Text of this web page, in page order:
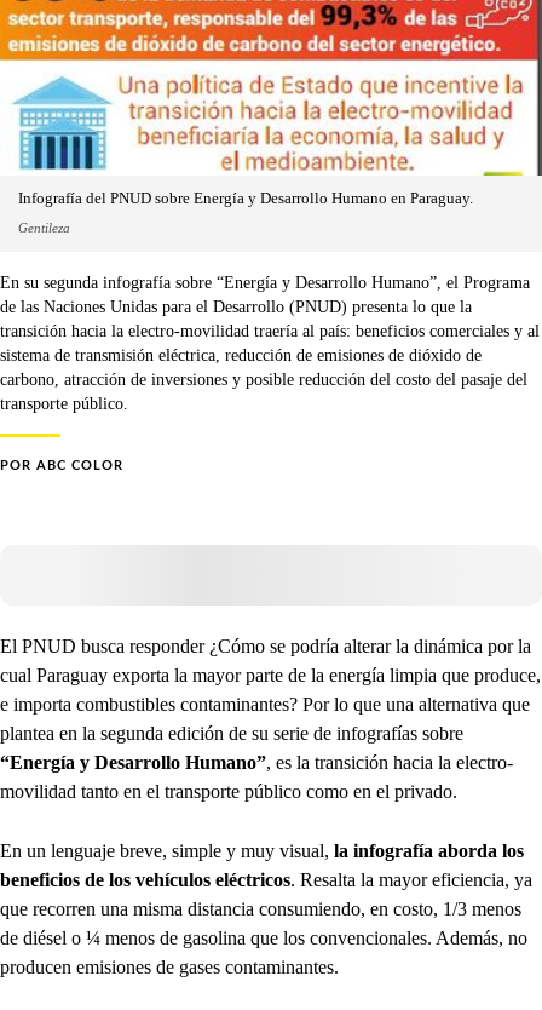
Infografía del PNUD sobre Energía y Desarrollo Humano en Paraguay.
Gentileza
En su segunda infografía sobre “Energía y Desarrollo Humano”, el Programa
de las Naciones Unidas para el Desarrollo (PNUD) presenta lo que la
transición hacia la electro-movilidad traería al país: beneficios comerciales y al
sistema de transmisión eléctrica, reducción de emisiones de dióxido de
carbono, atracción de inversiones y posible reducción del costo del pasaje del
transporte público.
POR ABC COLOR
El PNUD busca responder ¿Cómo se podría alterar la dinámica por la
cual Paraguay exporta la mayor parte de la energía limpia que produce,
e importa combustibles contaminantes? Por lo que una alternativa que
plantea en la segunda edición de su serie de infografías sobre
“Energía y Desarrollo Humano”, es la transición hacia la electro-
movilidad tanto en el transporte público como en el privado.
En un lenguaje breve, simple y muy visual, la infografía aborda los
beneficios de los vehículos eléctricos. Resalta la mayor eficiencia, ya
que recorren una misma distancia consumiendo, en costo, 1/3 menos
de diésel o ¼ menos de gasolina que los convencionales. Además, no
producen emisiones de gases contaminantes.